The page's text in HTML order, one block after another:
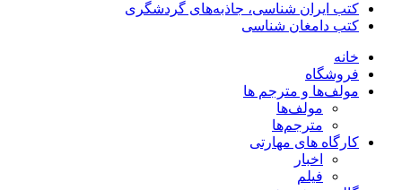
کتب ایران شناسی، جاذبه‌های گردشگری
کتب دامغان شناسی
خانه
فروشگاه
مولف‌ها و مترجم ها
مولف‌ها
مترجم‌ها
کارگاه های مهارتی
اخبار
فیلم